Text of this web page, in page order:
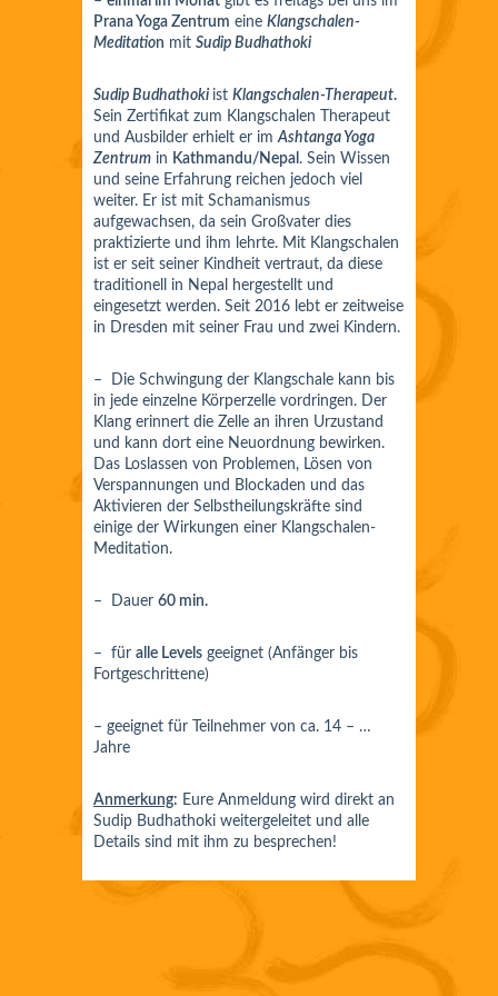
Prana Yoga Zentrum eine Klangschalen-
Meditation mit Sudip Budhathoki
Sudip Budhathoki ist Klangschalen-Therapeut.
Sein Zertifikat zum Klangschalen Therapeut
und Ausbilder erhielt er imAshtanga Yoga
Zentrum in Kathmandu/Nepal . Sein Wissen
und seine Erfahrung reichen jedoch viel
weiter. Er ist mit Schamanismus
aufgewachsen, da sein Großvater dies
praktizierte und ihm lehrte. Mit Klangschalen
ist er seit seiner Kindheit vertraut, da diese
traditionell in Nepal hergestellt und
eingesetzt werden. Seit 2016 lebt er zeitweise
in Dresden mit seiner Frau und zwei Kindern.
– Die Schwingung der Klangschale kann bis
in jede einzelne Körperzelle vordringen. Der
Klang erinnert die Zelle an ihren Urzustand
und kann dort eine Neuordnung bewirken.
Das Loslassen von Problemen, Lösen von
Verspannungen und Blockaden und das
Aktivieren der Selbstheilungskräfte sind
einige der Wirkungen einer Klangschalen-
Meditation.
– Dauer 60 min.
– für alle Levels geeignet (Anfänger bis
Fortgeschrittene)
– geeignet für Teilnehmer von ca. 14 – …
Jahre
Anmerkung: Eure Anmeldung wird direkt an
Sudip Budhathoki weitergeleitet und alle
Details sind mit ihm zu besprechen!